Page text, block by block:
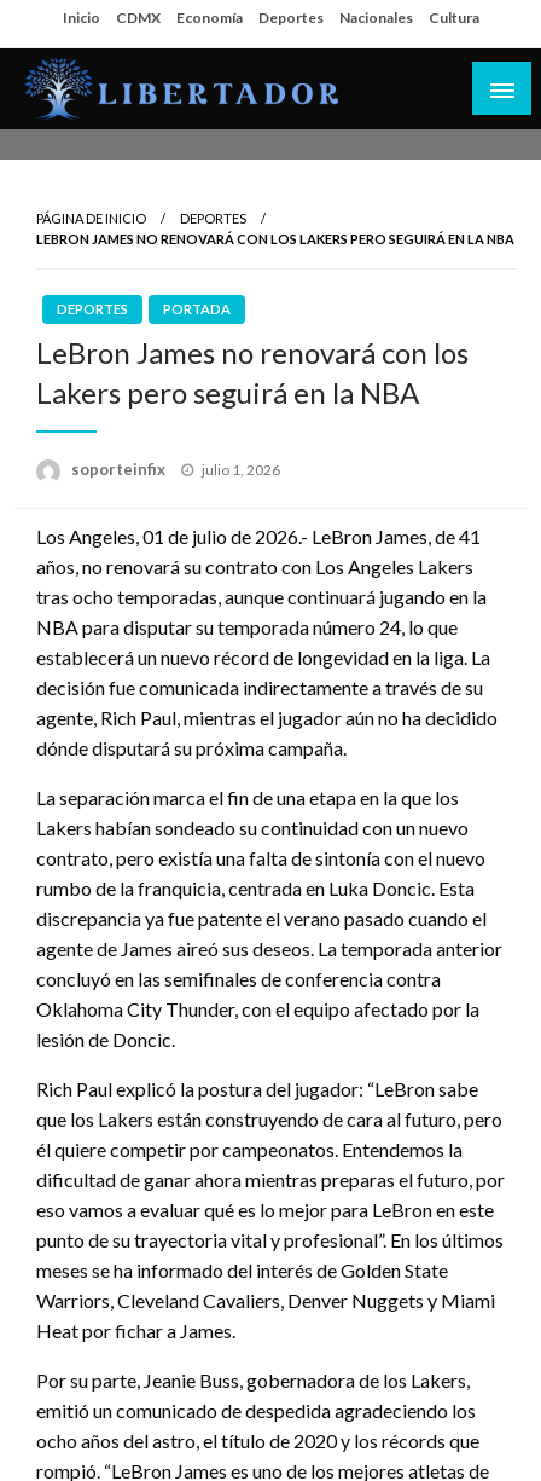
al
contenido
Inicio CDMX Economía Deportes Nacionales Cultura
PÁGINA DE INICIO
DEPORTES
LEBRON JAMES NO RENOVARÁ CON LOS LAKERS PERO SEGUIRÁ EN LA NBA
DEPORTES PORTADA
LeBron James no renovará con los
Lakers pero seguirá en la NBA
soporteinfix
Publicado
julio 1, 2026
Los Angeles, 01 de julio de 2026.- LeBron James, de 41
años, no renovará su contrato con Los Angeles Lakers
tras ocho temporadas, aunque continuará jugando en la
NBA para disputar su temporada número 24, lo que
establecerá un nuevo récord de longevidad en la liga. La
decisión fue comunicada indirectamente a través de su
agente, Rich Paul, mientras el jugador aún no ha decidido
dónde disputará su próxima campaña.
La separación marca el fin de una etapa en la que los
Lakers habían sondeado su continuidad con un nuevo
contrato, pero existía una falta de sintonía con el nuevo
rumbo de la franquicia, centrada en Luka Doncic. Esta
discrepancia ya fue patente el verano pasado cuando el
agente de James aireó sus deseos. La temporada anterior
concluyó en las semifinales de conferencia contra
Oklahoma City Thunder, con el equipo afectado por la
lesión de Doncic.
Rich Paul explicó la postura del jugador: “LeBron sabe
que los Lakers están construyendo de cara al futuro, pero
él quiere competir por campeonatos. Entendemos la
dificultad de ganar ahora mientras preparas el futuro, por
eso vamos a evaluar qué es lo mejor para LeBron en este
punto de su trayectoria vital y profesional”. En los últimos
meses se ha informado del interés de Golden State
Warriors, Cleveland Cavaliers, Denver Nuggets y Miami
Heat por fichar a James.
Por su parte, Jeanie Buss, gobernadora de los Lakers,
emitió un comunicado de despedida agradeciendo los
ocho años del astro, el título de 2020 y los récords que
rompió. “LeBron James es uno de los mejores atletas de